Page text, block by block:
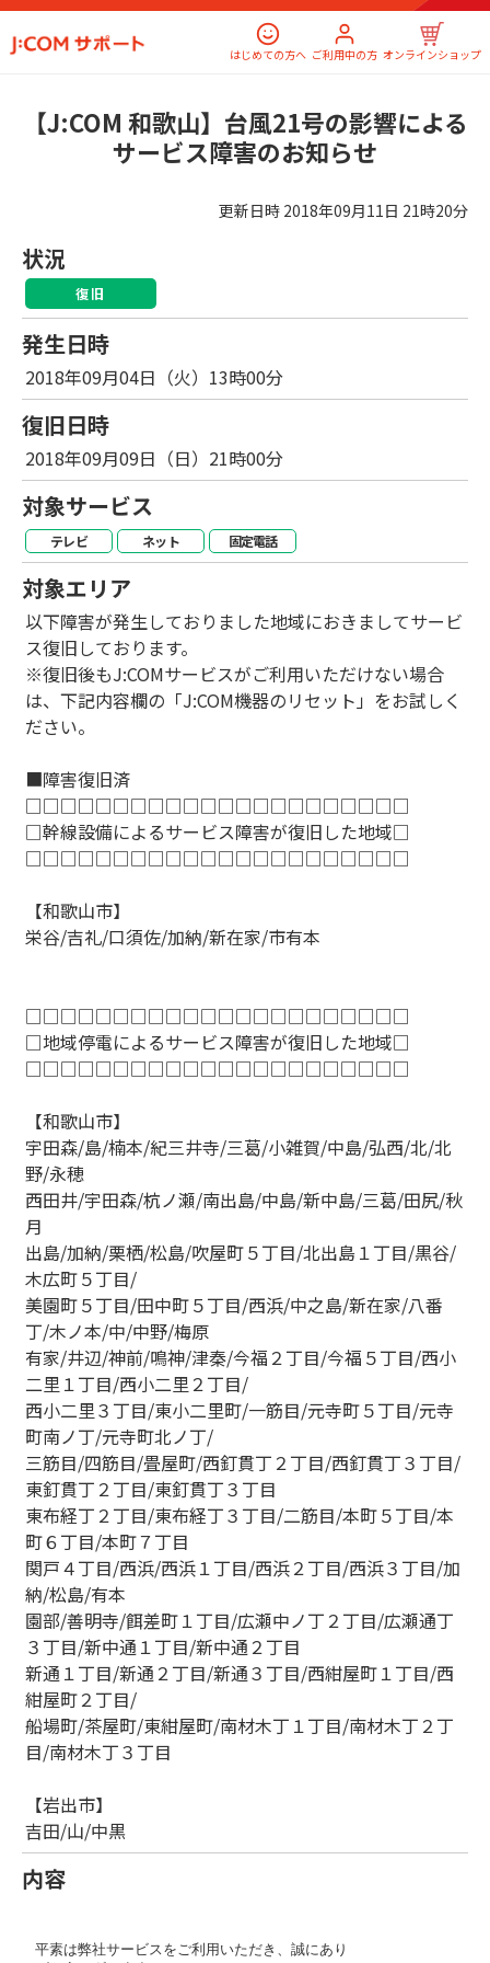
はじめての方へ ご利用中の方 オンラインショップ
【J:COM 和歌山】台風21号の影響による
サービス障害のお知らせ
更新日時 2018年09月11日 21時20分
状況
復旧
発生日時
2018年09月04日（火）13時00分
復旧日時
2018年09月09日（日）21時00分
対象サービス
テレビ ネット 固定電話
対象エリア
以下障害が発生しておりました地域におきましてサービ
ス復旧しております。
※復旧後もJ:COMサービスがご利用いただけない場合
は、下記内容欄の「J:COM機器のリセット」をお試しく
ださい。
■障害復旧済
□□□□□□□□□□□□□□□□□□□□□□
□幹線設備によるサービス障害が復旧した地域□
□□□□□□□□□□□□□□□□□□□□□□
【和歌山市】
栄谷/吉礼/口須佐/加納/新在家/市有本
□□□□□□□□□□□□□□□□□□□□□□
□地域停電によるサービス障害が復旧した地域□
□□□□□□□□□□□□□□□□□□□□□□
【和歌山市】
宇田森/島/楠本/紀三井寺/三葛/小雑賀/中島/弘西/北/北
野/永穂
西田井/宇田森/杭ノ瀬/南出島/中島/新中島/三葛/田尻/秋
月
出島/加納/栗栖/松島/吹屋町５丁目/北出島１丁目/黒谷/
木広町５丁目/
美園町５丁目/田中町５丁目/西浜/中之島/新在家/八番
丁/木ノ本/中/中野/梅原
有家/井辺/神前/鳴神/津秦/今福２丁目/今福５丁目/西小
二里１丁目/西小二里２丁目/
西小二里３丁目/東小二里町/一筋目/元寺町５丁目/元寺
町南ノ丁/元寺町北ノ丁/
三筋目/四筋目/畳屋町/西釘貫丁２丁目/西釘貫丁３丁目/
東釘貫丁２丁目/東釘貫丁３丁目
東布経丁２丁目/東布経丁３丁目/二筋目/本町５丁目/本
町６丁目/本町７丁目
関戸４丁目/西浜/西浜１丁目/西浜２丁目/西浜３丁目/加
納/松島/有本
園部/善明寺/餌差町１丁目/広瀬中ノ丁２丁目/広瀬通丁
３丁目/新中通１丁目/新中通２丁目
新通１丁目/新通２丁目/新通３丁目/西紺屋町１丁目/西
紺屋町２丁目/
船場町/茶屋町/東紺屋町/南材木丁１丁目/南材木丁２丁
目/南材木丁３丁目
【岩出市】
吉田/山/中黒
内容
平素は弊社サービスをご利用いただき、誠にあり